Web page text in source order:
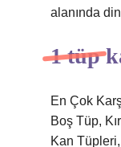
alanında
1 tüp
En Çok
Boş Tüp,
Kan Tüpleri,